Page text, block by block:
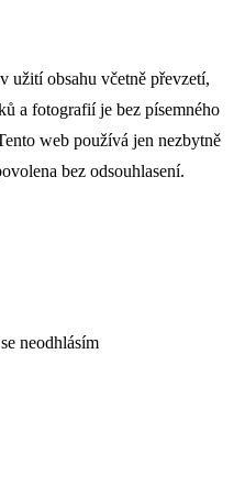
užití obsahu včetně převzetí,
a fotografií je bez písemného
web používá jen nezbytně
bez odsouhlasení.
neodhlásím